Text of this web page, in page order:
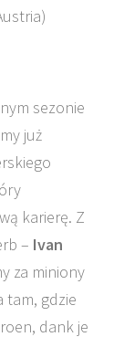
sezonie
już
karierę. Z
– Ivan
za miniony
tam, gdzie
dank je